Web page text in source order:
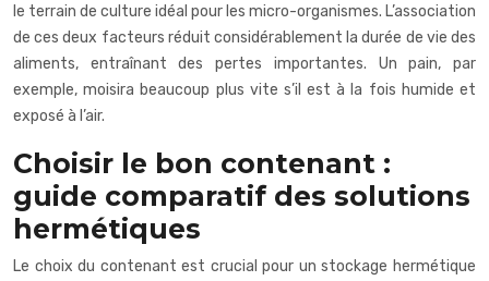
le terrain de culture idéal pour les micro-organismes. L’association
de ces deux facteurs réduit considérablement la durée de vie des
aliments, entraînant des pertes importantes. Un pain, par
exemple, moisira beaucoup plus vite s’il est à la fois humide et
exposé à l’air.
Choisir le bon contenant :
guide comparatif des solutions
hermétiques
Le choix du contenant est crucial pour un stockage hermétique